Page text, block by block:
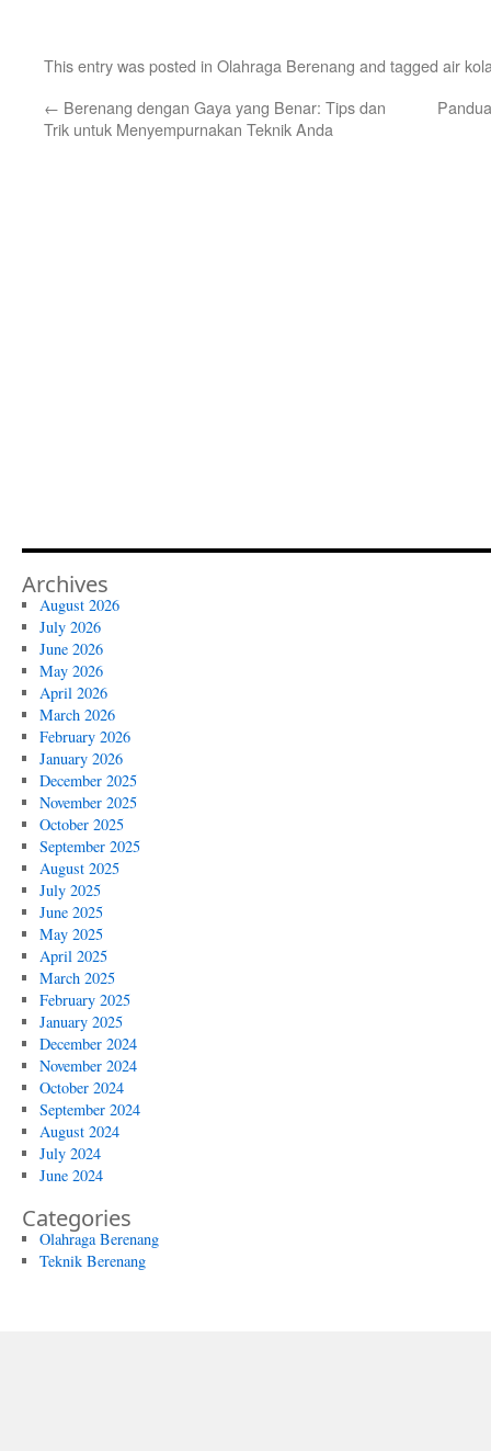
This entry was posted in Olahraga Berenang and tagged air
← Berenang dengan Gaya yang Benar: Tips dan
Trik untuk Menyempurnakan Teknik Anda
Archives
August 2026
July 2026
June 2026
May 2026
April 2026
March 2026
February 2026
January 2026
December 2025
November 2025
October 2025
September 2025
August 2025
July 2025
June 2025
May 2025
April 2025
March 2025
February 2025
January 2025
December 2024
November 2024
October 2024
September 2024
August 2024
July 2024
June 2024
Categories
Olahraga Berenang
Teknik Berenang